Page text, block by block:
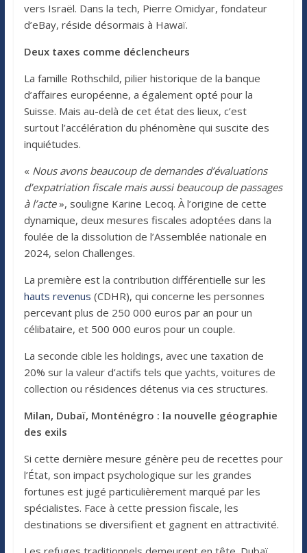
vers Israël. Dans la tech, Pierre Omidyar, fondateur
d’eBay, réside désormais à Hawaï.
Deux taxes comme déclencheurs
La famille Rothschild, pilier historique de la banque
d’affaires européenne, a également opté pour la
Suisse. Mais au-delà de cet état des lieux, c’est
surtout l’accélération du phénomène qui suscite des
inquiétudes.
« Nous avons beaucoup de demandes d’évaluations
d’expatriation fiscale mais aussi beaucoup de passages
à l’acte», souligne Karine Lecoq. À l’origine de cette
dynamique, deux mesures fiscales adoptées dans la
foulée de la dissolution de l’Assemblée nationale en
2024, selon Challenges.
La première est la contribution différentielle sur les
hauts revenus (CDHR), qui concerne les personnes
percevant plus de 250 000 euros par an pour un
célibataire, et 500 000 euros pour un couple.
La seconde cible les holdings, avec une taxation de
20% sur la valeur d’actifs tels que yachts, voitures de
collection ou résidences détenus via ces structures.
Milan, Dubaï, Monténégro : la nouvelle géographie
des exils
Si cette dernière mesure génère peu de recettes pour
l’État, son impact psychologique sur les grandes
fortunes est jugé particulièrement marqué par les
spécialistes. Face à cette pression fiscale, les
destinations se diversifient et gagnent en attractivité.